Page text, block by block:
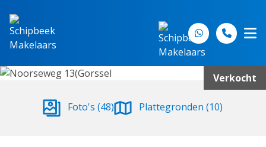
Verkocht
Foto's (48) Plattegronden (10)